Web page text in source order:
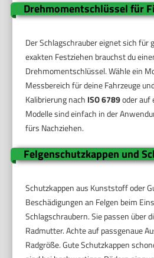
Drehmomentschlüssel für
Der Schlagschrauber eignet sich für
exakten Festziehen brauchst du
Drehmomentschlüssel. Wähle ein
Messbereich für deine Fahrzeuge
Kalibrierung nach ISO 6789oder auf
Modelle sind einfach in der
fürs Nachziehen.
Felgenschutzkappen und
Schutzkappen aus Kunststoff oder
Beschädigungen an Felgen beim
Schlagschraubern. Sie passen über
Radmutter. Achte auf passgenaue
Radgröße. Gute Schutzkappen